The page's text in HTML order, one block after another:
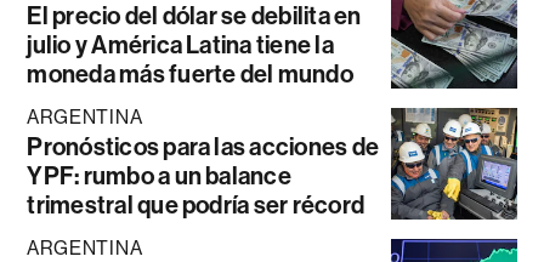
El precio del dólar se debilita en
julio y América Latina tiene la
moneda más fuerte del mundo
ARGENTINA
Pronósticos para las acciones de
YPF: rumbo a un balance
trimestral que podría ser récord
ARGENTINA